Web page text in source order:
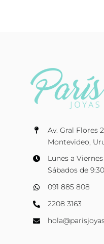
Av. Gral Flores
Montevideo,
Lunes a Viernes
Sábados de
091 885 808
2208 3163